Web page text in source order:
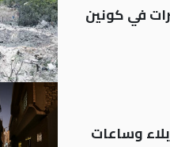
في كونين
وساعات